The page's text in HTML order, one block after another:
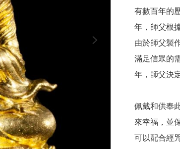
有數百年的
年，師父根
由於師父製
滿足信眾的
年，師父決
佩戴和供奉
來幸福，並
可以配合經